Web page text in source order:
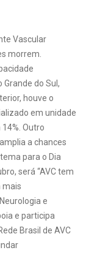
Vascular
morrem.
do Sul,
houve o
em unidade
Outro
a chances
para o Dia
será “AVC tem
mais
e
e participa
Brasil de AVC